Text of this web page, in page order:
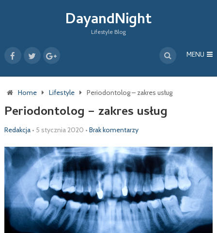
DayandNight
Lifestyle Blog
MENU
Home Lifestyle Periodontolog – zakres usług
Periodontolog – zakres usług
Redakcja • 5 stycznia 2020 • Brak komentarzy